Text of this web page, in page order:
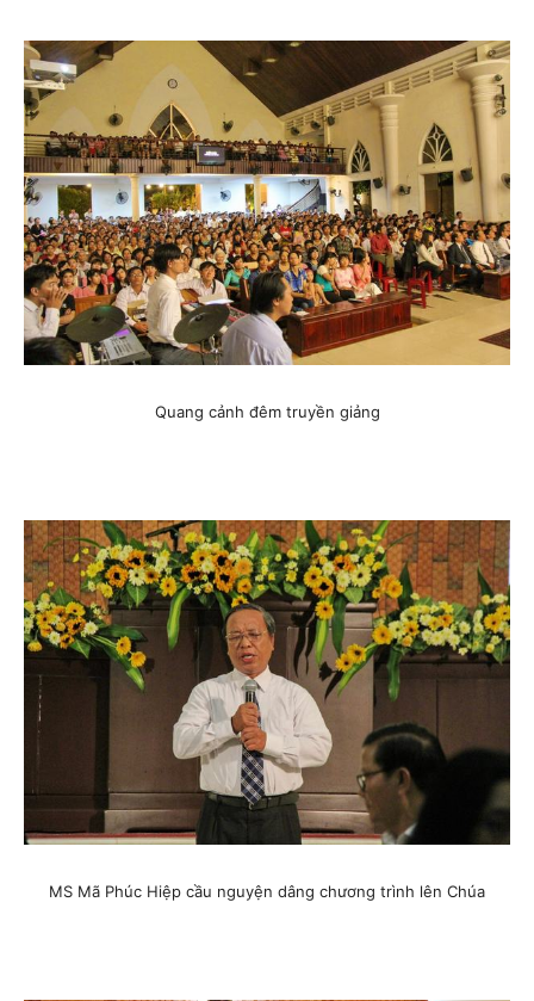
Quang cảnh đêm truyền giảng
MS Mã Phúc Hiệp cầu nguyện dâng chương trình lên Chúa